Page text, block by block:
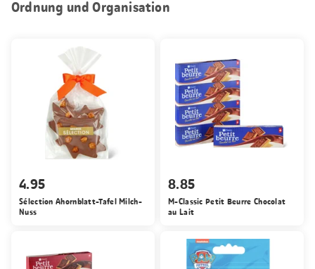
Ordnung und Organisation
4.95
Sélection Ahornblatt-Tafel Milch-
Nuss
8.85
M-Classic Petit Beurre Chocolat
au Lait